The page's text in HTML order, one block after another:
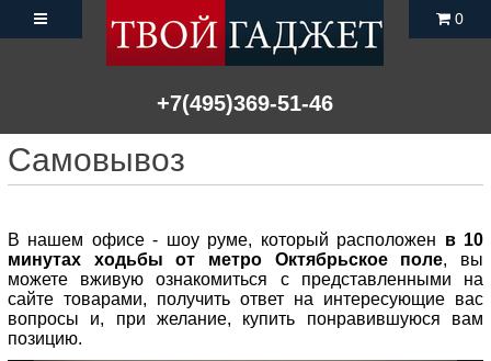
+7(495)369-51-46
0
Самовывоз
В нашем офисе - шоу руме, который расположен в 10
минутах ходьбы от метро Октябрьское поле, вы
можете вживую ознакомиться с представленными на
сайте товарами, получить ответ на интересующие вас
вопросы и, при желание, купить понравившуюся вам
позицию.